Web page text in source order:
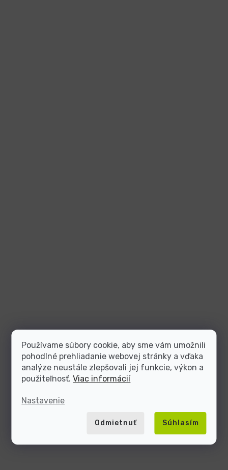
Používame súbory cookie, aby sme vám umožnili
pohodlné prehliadanie webovej stránky a vďaka
analýze neustále zlepšovali jej funkcie, výkon a
použiteľnosť.Viac informácií
Nastavenie
Odmietnuť Súhlasím